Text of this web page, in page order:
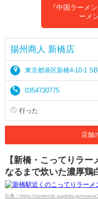
『中国ラーメ
ーメ
揚州商人 新橋店
東京都港区新橋4-10-1
0354730775
行った
店舗
【新橋・こってりラ
なるまで炊いた濃厚鶏
出典：https://ramendb.supleks.jp/